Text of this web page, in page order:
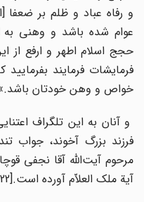
و رفاه عباد و ظلم بر ضعفا
عوام شده باشد و وهنی به
حجج اسلام اطهر و ارفع از
فرمایشات فرمایند
خواص و وهن خودتان باشد.»[21]
و آنان به این تلگراف
فرزند بزرگ آخوند، جواب
مرحوم آیت‌الله آقا نجفی
آیة ملک العلاّم آورده است.[22]